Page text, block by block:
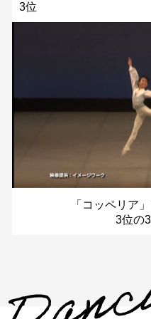
3位
「コッペリア
3位の